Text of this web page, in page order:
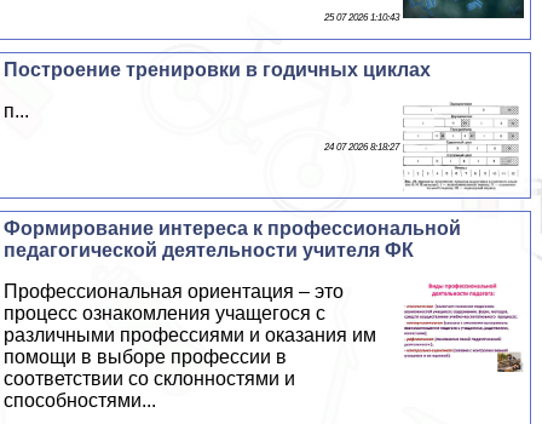
25 07 2026 1:10:43
Построение тренировки в годичных циклах
п...
24 07 2026 8:18:27
Формирование интереса к профессиональной
педагогической деятельности учителя ФК
Профессиональная ориентация – это
процесс ознакомления учащегося с
различными профессиями и оказания им
помощи в выборе профессии в
соответствии со склонностями и
способностями...